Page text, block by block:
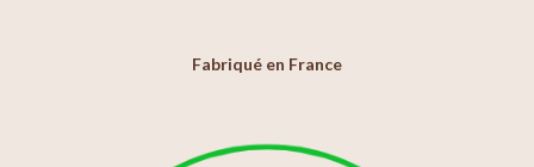
Fabriqué en France